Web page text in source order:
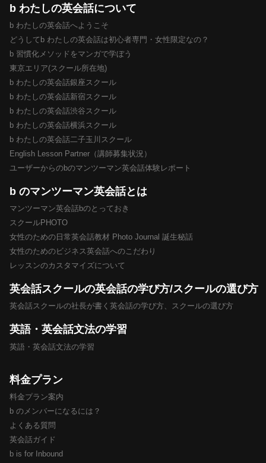
b わたしの英会話について
b わたしの英会話へようこそ
どうしてb わたしの英会話は初心者専門・女性限定なの？
b 習慣化メソッドをマンガで学ぼう
東京エリア(スクール所在地)
b わたしの英会話銀座スクール
b わたしの英会話新宿スクール
b わたしの英会話渋谷スクール
b わたしの英会話横浜スクール
b わたしの英会話二子玉川スクール
English Lesson Partner（講師募集状況）
ユーザーからのbのマンツーマン英会話体験レポート
b のマンツーマン英会話とは
マンツーマン英会話bのとっておき
スクールPHOTO
女性のための日常英会話教材 Photo Journal 誕生秘話
女性のためのビジネス英会話へのこだわり
レッスンのカスタマイズについて
英会話スクールの英会話の学び方/スクールの選び方
英会話スクールの社長が書く英会話の学び方、スクールの選び方
英語・英会話文法の学習
英語・英会話文法の学習
料金プラン
料金プラン案内
b のメンバーになるには？
よくある質問
英会話ガイド
b is for Inbound